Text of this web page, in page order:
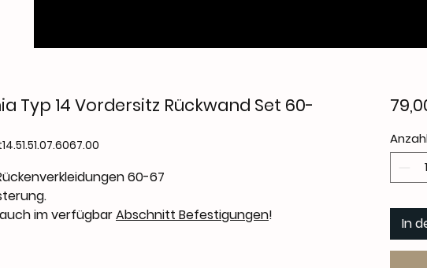
Typ 14 Vordersitz Rückwand Set 60-
60-67
im verfügbarAbschnitt Befestigungen! In